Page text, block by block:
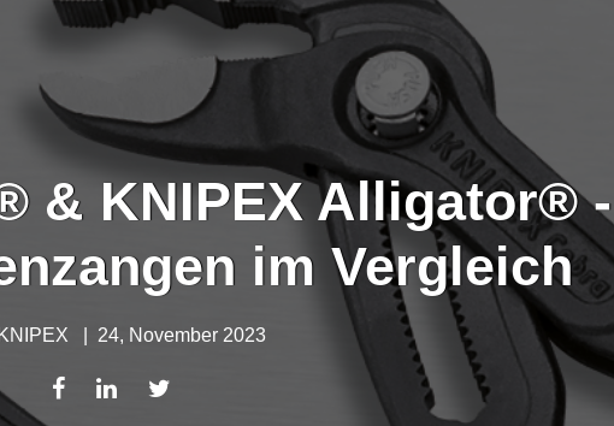
& KNIPEX Alligator® -
im Vergleich
KNIPEX 24, November 2023